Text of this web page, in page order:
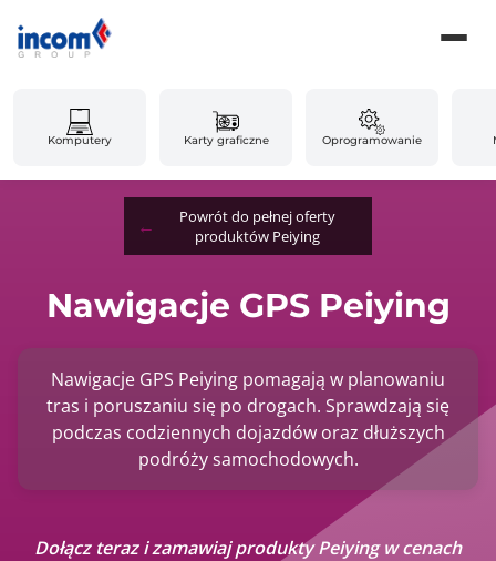
Komputery Karty graficzne Oprogramowanie
Powrót do pełnej oferty
produktów Peiying
Nawigacje GPS Peiying
Nawigacje GPS Peiying pomagają w planowaniu
tras i poruszaniu się po drogach. Sprawdzają się
podczas codziennych dojazdów oraz dłuższych
podróży samochodowych.
Dołącz teraz i zamawiaj produkty Peiying w cenach